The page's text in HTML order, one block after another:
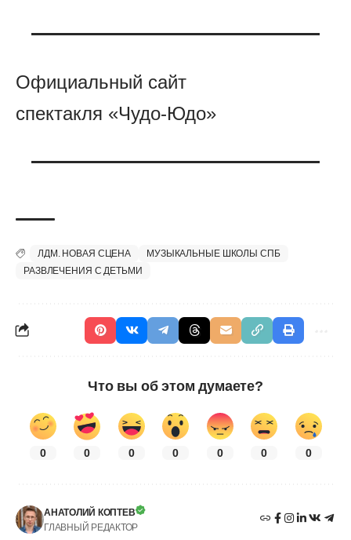
Официальный сайт
спектакля «Чудо-Юдо»
ЛДМ. НОВАЯ СЦЕНА
МУЗЫКАЛЬНЫЕ ШКОЛЫ СПБ
РАЗВЛЕЧЕНИЯ С ДЕТЬМИ
Что вы об этом думаете?
0 0 0 0 0 0 0
АНАТОЛИЙ КОПТЕВ
ГЛАВНЫЙ РЕДАКТОР